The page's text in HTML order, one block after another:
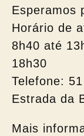
Esperamos
Horário de
8h40 até
18h30
Telefone:
Estrada da
Mais